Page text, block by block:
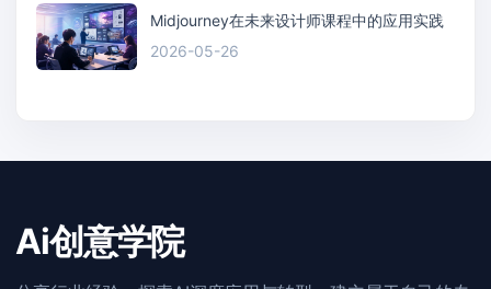
Midjourney在未来设计师课程中的应用实践
2026-05-26
Ai创意学院